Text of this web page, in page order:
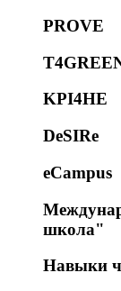
PROVE
KPI4HE
DeSIRe
eCampus
школа"
Навыки